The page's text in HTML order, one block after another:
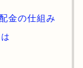
金の仕組み